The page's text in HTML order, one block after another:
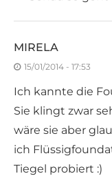
MIRELA
15/01/2014 - 17:53
Ich kannte die
Sie klingt zwar
wäre sie aber
ich
Tiegel probiert :)